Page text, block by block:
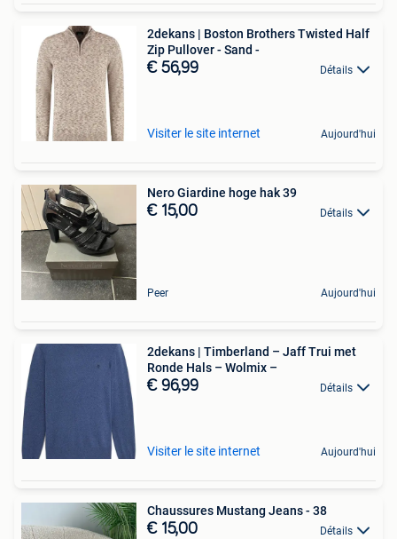
2dekans | Boston Brothers Twisted Half
Zip Pullover - Sand -
€ 56,99 Détails
Visiter le site internet Aujourd'hui
Nero Giardine hoge hak 39
€ 15,00 Détails
Peer Aujourd'hui
2dekans | Timberland – Jaff Trui met
Ronde Hals – Wolmix –
€ 96,99 Détails
Visiter le site internet Aujourd'hui
Chaussures Mustang Jeans - 38
€ 15,00 Détails